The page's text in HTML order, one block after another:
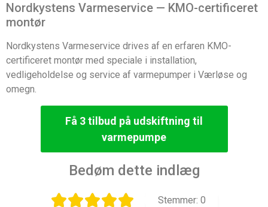
Nordkystens Varmeservice — KMO-certificeret
montør
Nordkystens Varmeservice drives af en erfaren KMO-
certificeret montør med speciale i installation,
vedligeholdelse og service af varmepumper i Værløse og
omegn.
Få 3 tilbud på udskiftning til
varmepumpe
Bedøm dette indlæg
Stemmer: 0